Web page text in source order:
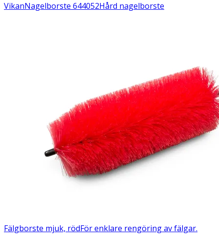
VikanNagelborste 644052Hård nagelborste
Fälgborste mjuk, rödFör enklare rengöring av fälgar.